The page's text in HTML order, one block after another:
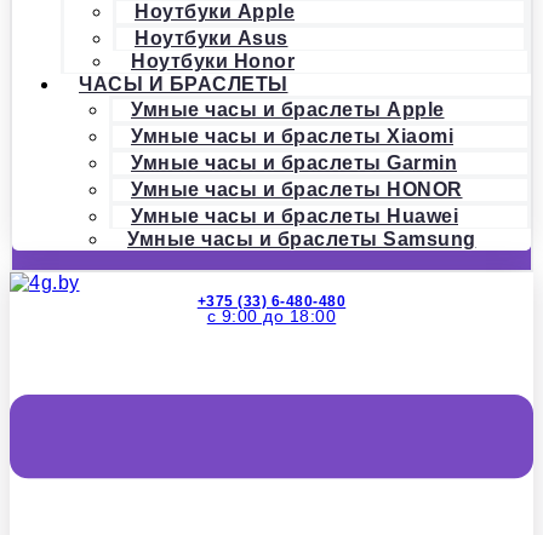
Ноутбуки Apple
Ноутбуки Asus
Ноутбуки Honor
ЧАСЫ И БРАСЛЕТЫ
Умные часы и браслеты Apple
Умные часы и браслеты Xiaomi
Умные часы и браслеты Garmin
Умные часы и браслеты HONOR
Умные часы и браслеты Huawei
Умные часы и браслеты Samsung
+375 (33) 6-480-480
с 9:00 до 18:00